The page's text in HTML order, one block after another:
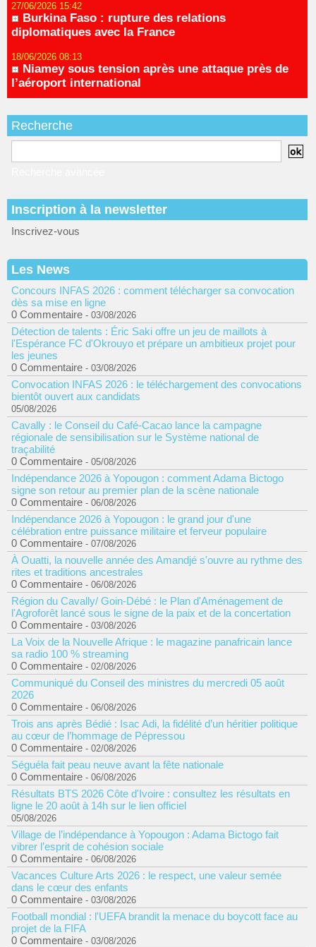
27/06/2026 15:42
Burkina Faso : rupture des relations
diplomatiques avec la France
18/06/2026 08:13
Niamey sous tension après une attaque près de
l’aéroport international
Recherche
Inscription à la newsletter
Inscrivez-vous
Les News
Concours INFAS 2026 : comment télécharger sa convocation
dès sa mise en ligne
0 Commentaire - 03/08/2026
Détection de talents : Éric Saki offre un jeu de maillots à
l'Espérance FC d'Okrouyo et prépare un ambitieux projet pour
les jeunes
0 Commentaire - 03/08/2026
Convocation INFAS 2026 : le téléchargement des convocations
bientôt ouvert aux candidats
05/08/2026
Cavally : le Conseil du Café-Cacao lance la campagne
régionale de sensibilisation sur le Système national de
traçabilité
0 Commentaire - 05/08/2026
Indépendance 2026 à Yopougon : comment Adama Bictogo
signe son retour au premier plan de la scène nationale
0 Commentaire - 06/08/2026
Indépendance 2026 à Yopougon : le grand jour d'une
célébration entre puissance militaire et ferveur populaire
0 Commentaire - 07/08/2026
À Ouatti, la nouvelle année des Amandjé s'ouvre au rythme des
rites et traditions ancestrales
0 Commentaire - 06/08/2026
Région du Cavally/ Goin-Débé : le Plan d'Aménagement de
l'Agroforêt lancé sous le signe de la paix et de la concertation
0 Commentaire - 03/08/2026
La Voix de la Nouvelle Afrique : le magazine panafricain lance
sa radio 100 % streaming
0 Commentaire - 02/08/2026
Communiqué du Conseil des ministres du mercredi 05 août
2026
0 Commentaire - 06/08/2026
Trois ans après Bédié : Isac Adi, la fidélité d’un héritier politique
au cœur de l’hommage de Pépressou
0 Commentaire - 02/08/2026
Séguéla fait peau neuve avant la fête nationale
0 Commentaire - 06/08/2026
Résultats BTS 2026 Côte d'Ivoire : consultez les résultats en
ligne le 20 août à 14h sur le lien officiel
05/08/2026
Village de l’indépendance à Yopougon : Adama Bictogo fait
vibrer l’esprit de cohésion sociale
0 Commentaire - 06/08/2026
Vacances Culture Arts 2026 : le respect, une valeur semée
dans le cœur des enfants
0 Commentaire - 03/08/2026
Football mondial : l'UEFA brandit la menace du boycott face au
projet de la FIFA
0 Commentaire - 03/08/2026